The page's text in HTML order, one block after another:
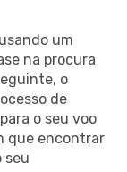
um
na procura
o
de
o seu voo
que encontrar
seu